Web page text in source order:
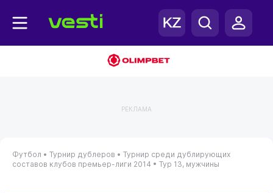
РЕКЛАМА
Футбол • Турнир дублеров • Турнир среди дублирующих
составов клубов премьер-лиги 2014 • Тур 13, мужчины